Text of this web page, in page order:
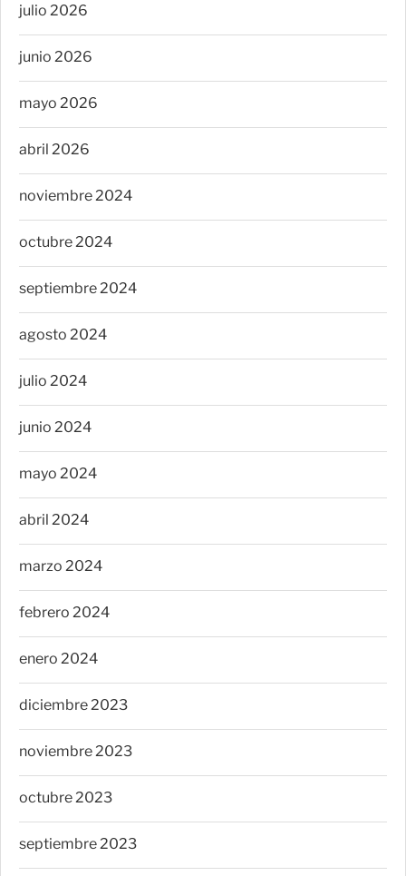
julio 2026
junio 2026
mayo 2026
abril 2026
noviembre 2024
octubre 2024
septiembre 2024
agosto 2024
julio 2024
junio 2024
mayo 2024
abril 2024
marzo 2024
febrero 2024
enero 2024
diciembre 2023
noviembre 2023
octubre 2023
septiembre 2023